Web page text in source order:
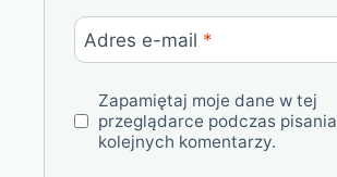
Adres e-mail *
Zapamiętaj moje dane w tej
przeglądarce podczas pisania
kolejnych komentarzy.